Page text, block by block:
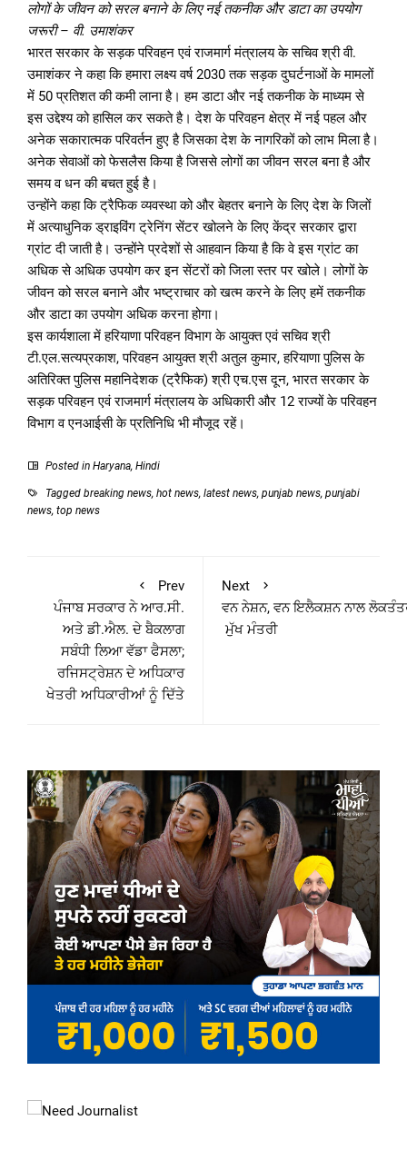
लोगों के जीवन को सरल बनाने के लिए नई तकनीक और डाटा का उपयोग
जरूरी – वी. उमाशंकर
भारत सरकार के सड़क परिवहन एवं राजमार्ग मंत्रालय के सचिव श्री वी.
उमाशंकर ने कहा कि हमारा लक्ष्य वर्ष 2030 तक सड़क दुघर्टनाओं के मामलों
में 50 प्रतिशत की कमी लाना है। हम डाटा और नई तकनीक के माध्यम से
इस उद्देश्य को हासिल कर सकते है। देश के परिवहन क्षेत्र में नई पहल और
अनेक सकारात्मक परिवर्तन हुए है जिसका देश के नागरिकों को लाभ मिला है।
अनेक सेवाओं को फेसलैस किया है जिससे लोगों का जीवन सरल बना है और
समय व धन की बचत हुई है।
उन्होंने कहा कि ट्रैफिक व्यवस्था को और बेहतर बनाने के लिए देश के जिलों
में अत्याधुनिक ड्राइविंग ट्रेनिंग सेंटर खोलने के लिए केंद्र सरकार द्वारा
ग्रांट दी जाती है। उन्होंने प्रदेशों से आहवान किया है कि वे इस ग्रांट का
अधिक से अधिक उपयोग कर इन सेंटरों को जिला स्तर पर खोले। लोगों के
जीवन को सरल बनाने और भष्ट्राचार को खत्म करने के लिए हमें तकनीक
और डाटा का उपयोग अधिक करना होगा।
इस कार्यशाला में हरियाणा परिवहन विभाग के आयुक्त एवं सचिव श्री
टी.एल.सत्यप्रकाश, परिवहन आयुक्त श्री अतुल कुमार, हरियाणा पुलिस के
अतिरिक्त पुलिस महानिदेशक (ट्रैफिक) श्री एच.एस दून, भारत सरकार के
सड़क परिवहन एवं राजमार्ग मंत्रालय के अधिकारी और 12 राज्यों के परिवहन
विभाग व एनआईसी के प्रतिनिधि भी मौजूद रहें।
Posted in Haryana, Hindi
Tagged breaking news, hot news, latest news, punjab news, punjabi
news, top news
Prev
ਪੰਜਾਬ ਸਰਕਾਰ ਨੇ ਆਰ.ਸੀ.
ਅਤੇ ਡੀ.ਐਲ. ਦੇ ਬੈਕਲਾਗ
ਸਬੰਧੀ ਲਿਆ ਵੱਡਾ ਫੈਸਲਾ;
ਰਜਿਸਟ੍ਰੇਸ਼ਨ ਦੇ ਅਧਿਕਾਰ
ਖੇਤਰੀ ਅਧਿਕਾਰੀਆਂ ਨੂੰ ਦਿੱਤੇ
Next
ਵਨ ਨੇਸ਼ਨ, ਵਨ ਇਲੈਕਸ਼ਨ ਨਾਲ
ਮੁੱਖ ਮੰਤਰੀ